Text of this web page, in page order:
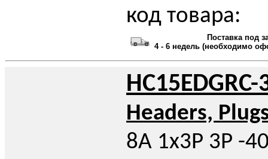
код товара:
Поставка под
4 - 6 недель (необходимо
Headers,
8A 1x3P 3P -